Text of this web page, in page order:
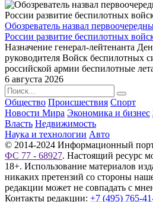
Обозреватель назвал
России развитие беспилотных
Назначение генерал-лейтенанта
руководителя Войск беспилотных
российской армии беспилотные
6 августа 2026
Общество Происшествия Спорт
Новости Мира Экономика и бизнес
Власть Недвижимость
Наука и технологии Авто
© 2014-2024 Информационный
ФС 77 - 68927. Настоящий ресурс
18+. Использование материалов
никаких претензий со стороны
редакции может не совпадать с
Контакты редакции: +7 (495) 765-